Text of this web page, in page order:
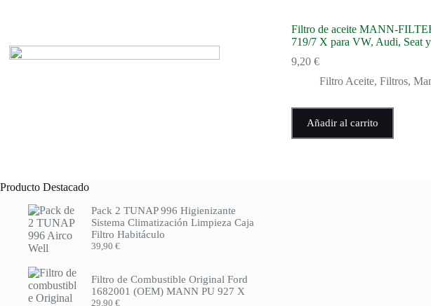
Filtro de aceite MANN-
719/7 X para VW, Audi, Seat
9,20 €
Filtro Aceite, Filtros,
Añadir al carrito
Producto Destacado
Pack 2 TUNAP 996 Higienizante
Sistema Climatización Limpieza Caja
Filtro Habitáculo
39,90 €
Filtro de Combustible Original Ford
1682001 (OEM) MANN PU 927 X
29,90 €